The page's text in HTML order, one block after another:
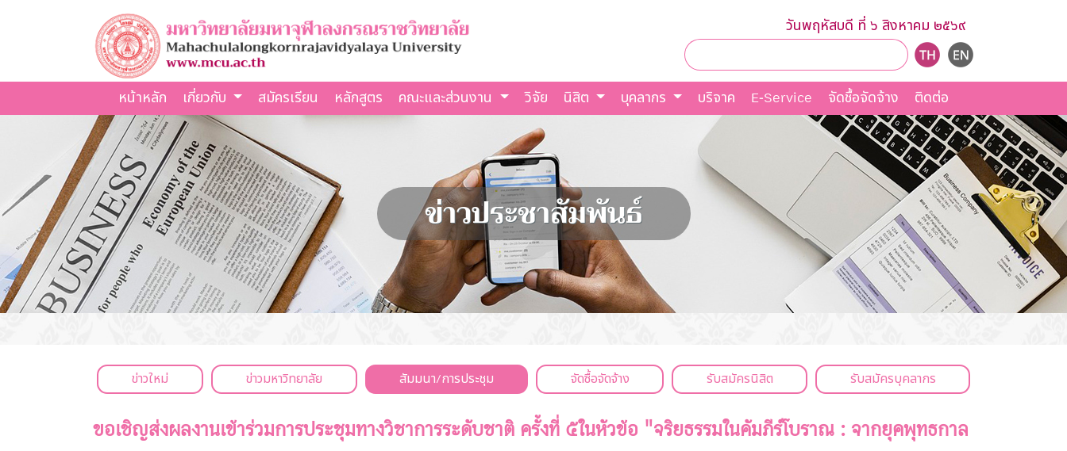
วันพฤหัสบดี ที่ ๖ สิงหาคม ๒๕๖๙
หน้าหลัก เกี่ยวกับ สมัครเรียน หลักสูตร คณะและส่วนงาน วิจัย นิสิต บุคลากร บริจาค E-Service จัดชื้อจัดจ้าง ติดต่อ
ข่าวประชาสัมพันธ์
ข่าวใหม่ ข่าวมหาวิทยาลัย สัมมนา/การประชุม จัดซื้อจัดจ้าง รับสมัครนิสิต รับสมัครบุคลากร
ขอเชิญส่งผลงานเข้าร่วมการประชุมทางวิชาการระดับชาติ ครั้งที่ ๕ในหัวข้อ "จริยธรรมในคัมภีร์โบราณ : จากยุคพุทธกาล